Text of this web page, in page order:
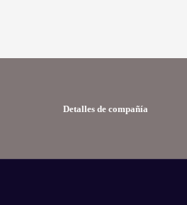
Detalles de compañía